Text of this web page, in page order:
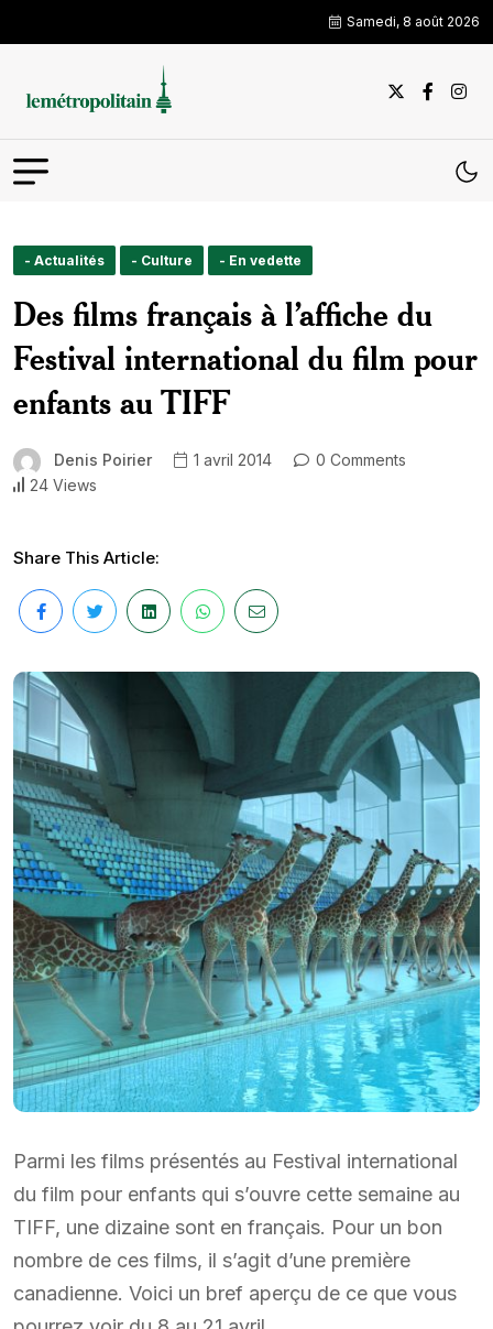
Samedi, 8 août 2026
- Actualités - Culture - En vedette
Des films français à l’affiche du
Festival international du film pour
enfants au TIFF
Denis Poirier 1 avril 2014
0 Comments
24 Views
Share This Article:
Parmi les films présentés au Festival international
du film pour enfants qui s’ouvre cette semaine au
TIFF, une dizaine sont en français. Pour un bon
nombre de ces films, il s’agit d’une première
canadienne. Voici un bref aperçu de ce que vous